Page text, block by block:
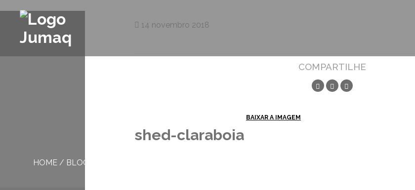
HOME / BLOG
14 novembro 2018
COMPARTILHE
shed-claraboia
BAIXAR A IMAGEM